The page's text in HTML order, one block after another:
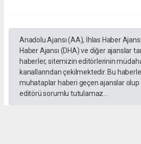
Anadolu Ajansı (AA), İhlas Haber
Haber Ajansı (DHA) ve diğer ajanslar
haberler, sitemizin editörlerinin
kanallarından çekilmektedir. Bu
muhataplar haberi geçen ajanslar
editörü sorumlu tutulamaz...